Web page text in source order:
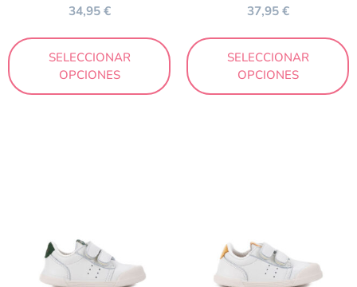
34,95€
SELECCIONAR
OPCIONES
37,95€
SELECCIONAR
OPCIONES